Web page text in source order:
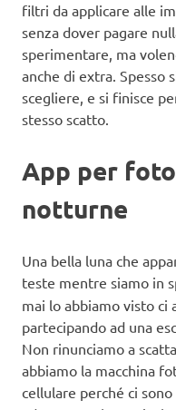
filtri da applicare alle
senza dover pagare
sperimentare, ma
anche di extra. Spesso
scegliere, e si finisce
stesso scatto.
App per
notturne
Una bella luna che
teste mentre siamo in
mai lo abbiamo visto
partecipando ad una
Non rinunciamo a
abbiamo la macchina
cellulare perché ci